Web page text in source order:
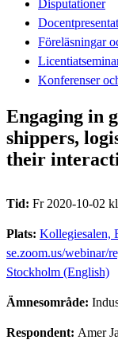
Disputationer
Föreläsningar
Konferenser
Engaging in
shippers,
their
Tid: Fr 2020-10-02
Plats: Kollegiesalen,
se.zoom.us/webinar/
Stockholm (English)
Ämnesområde:
Respondent: Amer